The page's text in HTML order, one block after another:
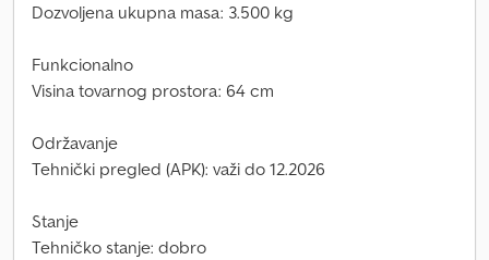
Dozvoljena ukupna masa: 3.500 kg
Funkcionalno
Visina tovarnog prostora: 64 cm
Održavanje
Tehnički pregled (APK): važi do 12.2026
Stanje
Tehničko stanje: dobro